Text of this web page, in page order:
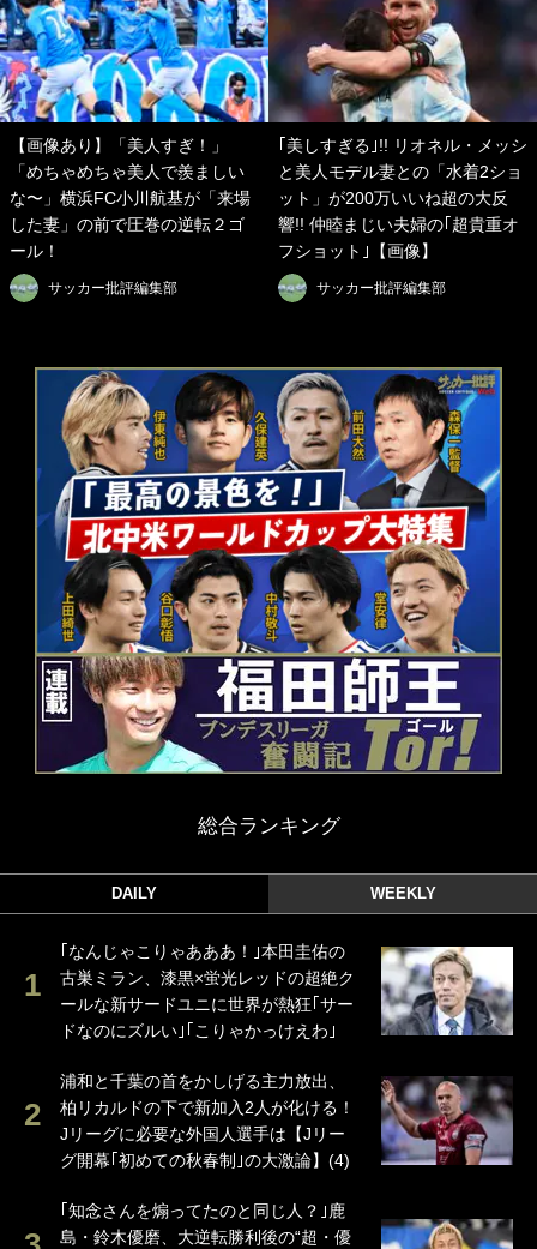
【画像あり】「美人すぎ！」
「めちゃめちゃ美人で羨ましい
な〜」横浜FC小川航基が「来場
した妻」の前で圧巻の逆転２ゴ
ール！
サッカー批評編集部
｢美しすぎる｣!! リオネル・メッシ
と美人モデル妻との「水着2ショ
ット」が200万いいね超の大反
響!! 仲睦まじい夫婦の｢超貴重オ
フショット｣【画像】
サッカー批評編集部
総合ランキング
DAILY WEEKLY
｢なんじゃこりゃあああ！｣本田圭佑の
古巣ミラン、漆黒×蛍光レッドの超絶ク
ールな新サードユニに世界が熱狂｢サー
ドなのにズルい｣｢こりゃかっけえわ｣
浦和と千葉の首をかしげる主力放出、
柏リカルドの下で新加入2人が化ける！
Jリーグに必要な外国人選手は【Jリー
グ開幕｢初めての秋春制｣の大激論】(4)
｢知念さんを煽ってたのと同じ人？｣鹿
島・鈴木優磨、大逆転勝利後の“超・優